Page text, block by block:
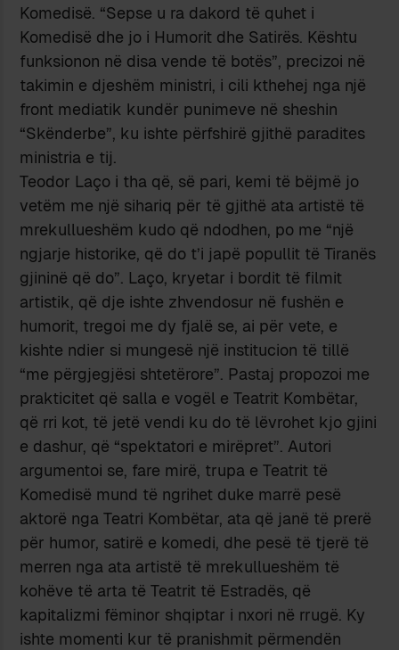
Komedisë. “Sepse u ra dakord të quhet i
Komedisë dhe jo i Humorit dhe Satirës. Kështu
funksionon në disa vende të botës”, precizoi në
takimin e djeshëm ministri, i cili kthehej nga një
front mediatik kundër punimeve në sheshin
“Skënderbe”, ku ishte përfshirë gjithë paradites
ministria e tij.
Teodor Laço i tha që, së pari, kemi të bëjmë jo
vetëm me një sihariq për të gjithë ata artistë të
mrekullueshëm kudo që ndodhen, po me “një
ngjarje historike, që do t’i japë popullit të Tiranës
gjininë që do”. Laço, kryetar i bordit të filmit
artistik, që dje ishte zhvendosur në fushën e
humorit, tregoi me dy fjalë se, ai për vete, e
kishte ndier si mungesë një institucion të tillë
“me përgjegjësi shtetërore”. Pastaj propozoi me
prakticitet që salla e vogël e Teatrit Kombëtar,
që rri kot, të jetë vendi ku do të lëvrohet kjo gjini
e dashur, që “spektatori e mirëpret”. Autori
argumentoi se, fare mirë, trupa e Teatrit të
Komedisë mund të ngrihet duke marrë pesë
aktorë nga Teatri Kombëtar, ata që janë të prerë
për humor, satirë e komedi, dhe pesë të tjerë të
merren nga ata artistë të mrekullueshëm të
kohëve të arta të Teatrit të Estradës, që
kapitalizmi fëminor shqiptar i nxori në rrugë. Ky
ishte momenti kur të pranishmit përmendën